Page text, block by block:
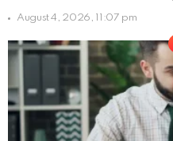
August 4, 2026, 11:07 pm